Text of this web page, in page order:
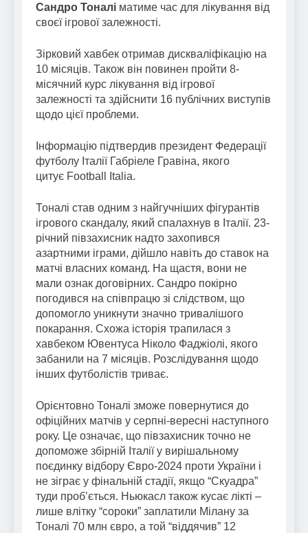
Сандро Тоналі матиме час для лікування від
своєї ігрової залежності.
Зірковий хавбек отримав дискваліфікацію на
10 місяців. Також він повинен пройти 8-
місячний курс лікування від ігрової
залежності та здійснити 16 публічних виступів
щодо цієї проблеми.
Інформацію підтвердив президент Федерації
футболу Італії Габріеле Гравіна, якого
цитує Football Italia.
Тоналі став одним з найгучніших фігурантів
ігрового скандалу, який спалахнув в Італії. 23-
річний півзахисник надто захопився
азартними іграми, дійшло навіть до ставок на
матчі власних команд. На щастя, вони не
мали ознак договірних. Сандро покірно
погодився на співпрацю зі слідством, що
допомогло уникнути значно тривалішого
покарання. Схожа історія трапилася з
хавбеком Ювентуса Ніколо Фаджіолі, якого
забанили на 7 місяців. Розслідування щодо
інших футболістів триває.
Орієнтовно Тоналі зможе повернутися до
офіційних матчів у серпні-вересні наступного
року. Це означає, що півзахисник точно не
допоможе збірній Італії у вирішальному
поєдинку відбору Євро-2024 проти України і
не зіграє у фінальній стадії, якщо “Скуадра”
туди проб’ється. Ньюкасл також кусає лікті –
лише влітку “сороки” заплатили Мілану за
Тоналі 70 млн євро, а той “віддячив” 12